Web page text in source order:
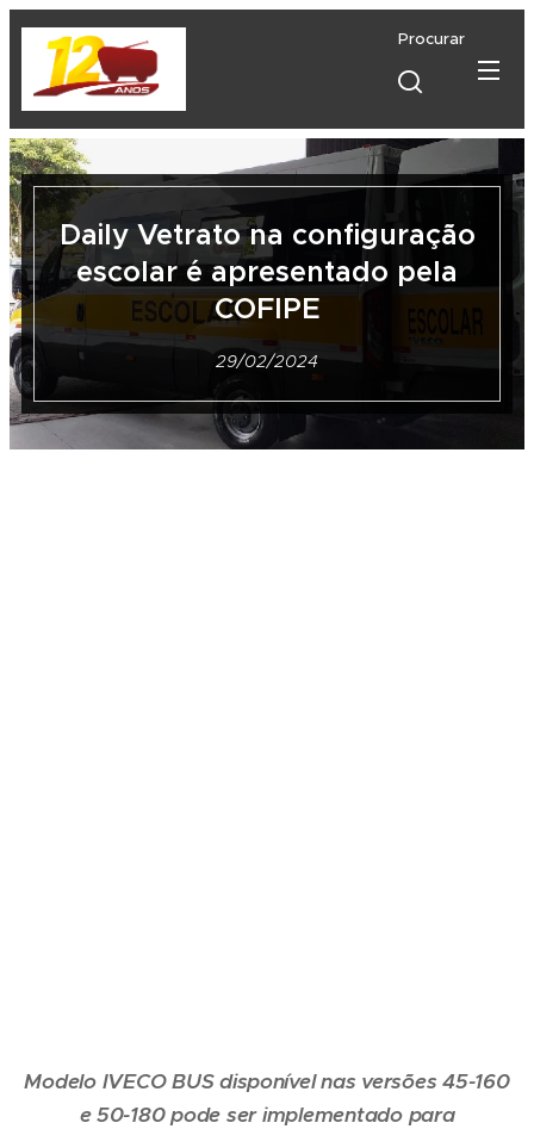
Procurar
Daily Vetrato na configuração
escolar é apresentado pela
COFIPE
29/02/2024
Modelo IVECO BUS disponível nas versões 45-160
e 50-180 pode ser implementado para